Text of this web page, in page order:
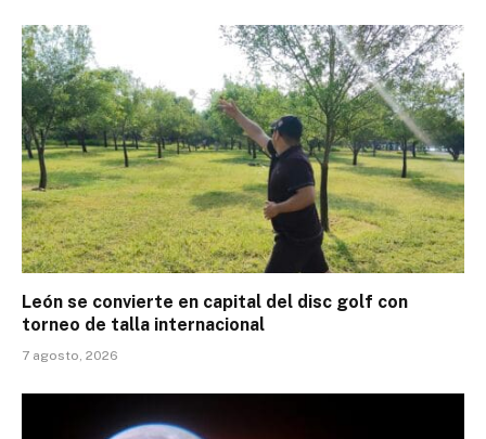
León se convierte en capital del disc golf con
torneo de talla internacional
7 agosto, 2026